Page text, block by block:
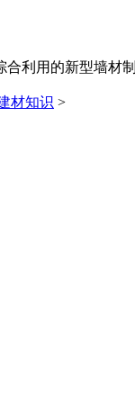
合利用的新型墙材
材知识 >